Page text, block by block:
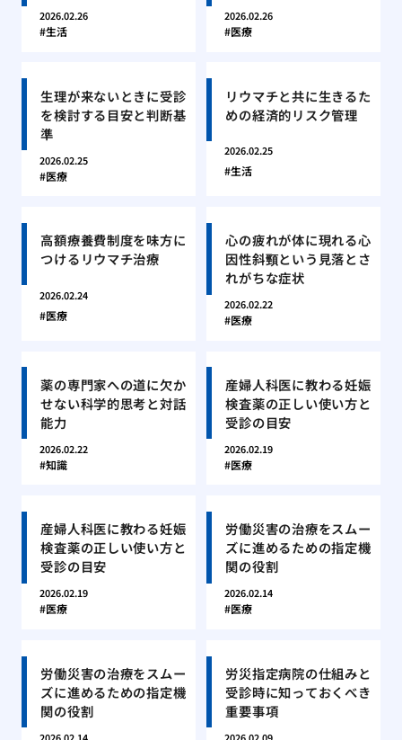
2026.02.26
生活
2026.02.26
医療
生理が来ないときに受診
を検討する目安と判断基
準
2026.02.25
医療
リウマチと共に生きるた
めの経済的リスク管理
2026.02.25
生活
高額療養費制度を味方に
つけるリウマチ治療
2026.02.24
医療
心の疲れが体に現れる心
因性斜頸という見落とさ
れがちな症状
2026.02.22
医療
薬の専門家への道に欠か
せない科学的思考と対話
能力
2026.02.22
知識
産婦人科医に教わる妊娠
検査薬の正しい使い方と
受診の目安
2026.02.19
医療
産婦人科医に教わる妊娠
検査薬の正しい使い方と
受診の目安
2026.02.19
医療
労働災害の治療をスムー
ズに進めるための指定機
関の役割
2026.02.14
医療
労働災害の治療をスムー
ズに進めるための指定機
関の役割
労災指定病院の仕組みと
受診時に知っておくべき
重要事項